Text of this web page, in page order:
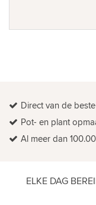
Direct van de
Pot- en plant
Al meer dan
ELKE DAG